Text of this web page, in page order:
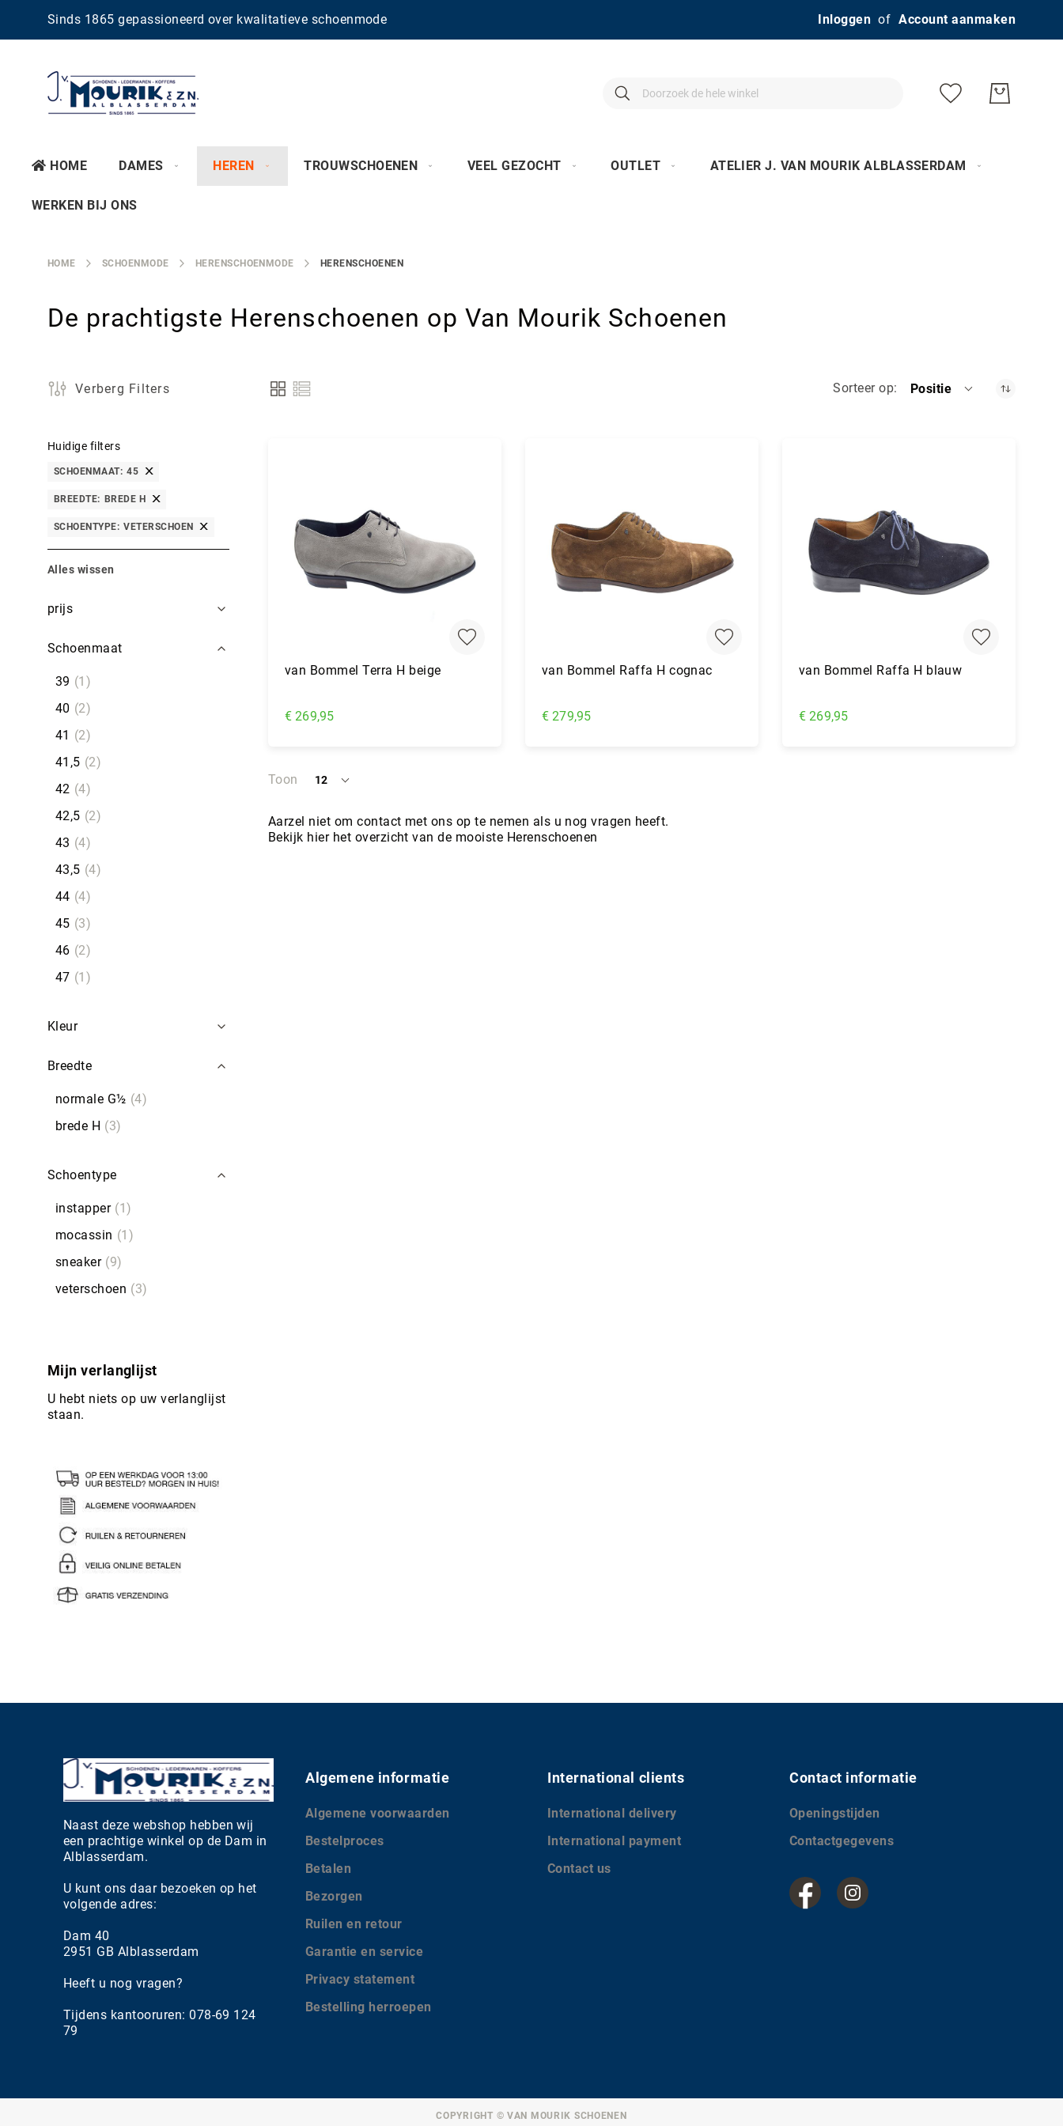
Sinds 1865 gepassioneerd over kwalitatieve schoenmode
Ga
Inloggen Account aanmaken
Search
Search
HOME DAMES HEREN TROUWSCHOENEN VEEL GEZOCHT OUTLET ATELIER J. VAN MOURIK ALBLASSERDAM
WERKEN BIJ ONS
HOME SCHOENMODE HERENSCHOENMODE HERENSCHOENEN
De prachtigste Herenschoenen op Van Mourik Schoenen
Tonen
Sorteer op Positie
van Bommel Terra H beige
€ 269,95
van Bommel Raffa H cognac
€ 279,95
van Bommel Raffa H blauw
€ 269,95
Toon 12
per
Aarzel niet om contact met ons op te nemen als u nog vragen heeft.
Bekijk hier het overzicht van de mooiste Herenschoenen
Huidige filters
SCHOENMAAT 45
BREEDTE BREDE H
SCHOENTYPE VETERSCHOEN
Alles wissen
prijs
Schoenmaat
39
1
40
2
41
2
41,5
2
42
4
42,5
2
43
4
43,5
4
44
4
45
3
46
2
47
1
Kleur
Breedte
normale G½ 4
brede H
3
Schoentype
instapper
1
mocassin
1
sneaker
9
veterschoen
3
Verberg Filters
Mijn verlanglijst
U hebt niets op uw verlanglijst
staan.
Naast deze webshop hebben wij
een prachtige winkel op de Dam in
Alblasserdam.
U kunt ons daar bezoeken op het
volgende adres:
Dam 40
2951 GB Alblasserdam
Heeft u nog vragen?
Tijdens kantooruren: 078-69 124
79
Algemene informatie
Algemene voorwaarden
Bestelproces
Betalen
Bezorgen
Ruilen en retour
Garantie en service
Privacy statement
Bestelling herroepen
International clients
International delivery
International payment
Contact us
Contact informatie
Openingstijden
Contactgegevens
COPYRIGHT © VAN MOURIK SCHOENEN